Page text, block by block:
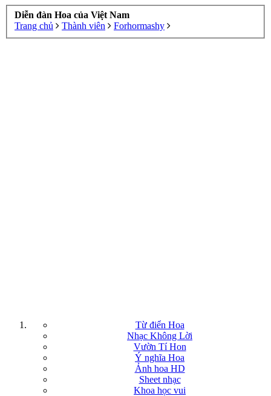
Diễn đàn Hoa của Việt Nam
Trang chủ
Thành viên Forhormashy
Từ điển Hoa
Nhạc Không Lời
Vườn Tí Hon
Ý nghĩa Hoa
Ảnh hoa HD
Sheet nhạc
Khoa học vui